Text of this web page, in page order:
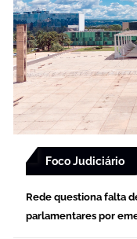
Foco Judiciário
Rede questiona falta
parlamentares por